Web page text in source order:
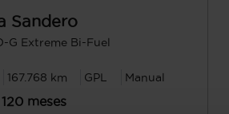
Sandero
G Extreme Bi-Fuel
167.768 km GPL Manual
120 meses